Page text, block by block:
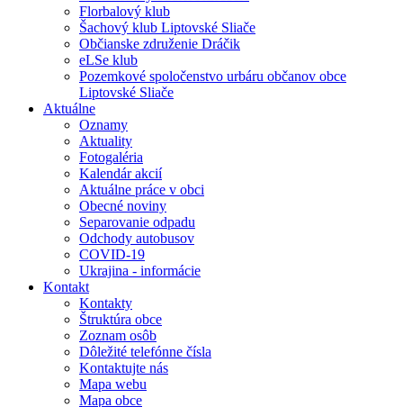
Florbalový klub
Šachový klub Liptovské Sliače
Občianske združenie Dráčik
eLSe klub
Pozemkové spoločenstvo urbáru občanov obce
Liptovské Sliače
Aktuálne
Oznamy
Aktuality
Fotogaléria
Kalendár akcií
Aktuálne práce v obci
Obecné noviny
Separovanie odpadu
Odchody autobusov
COVID-19
Ukrajina - informácie
Kontakt
Kontakty
Štruktúra obce
Zoznam osôb
Dôležité telefónne čísla
Kontaktujte nás
Mapa webu
Mapa obce